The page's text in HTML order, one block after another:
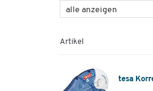
Artikel
tesa